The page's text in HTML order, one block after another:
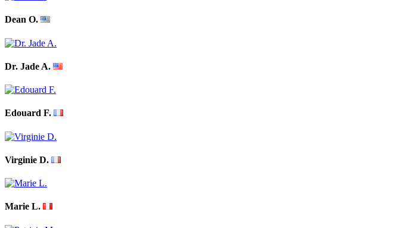
Dean O.
Dr. Jade A.
Edouard F.
Virginie D.
Marie L.